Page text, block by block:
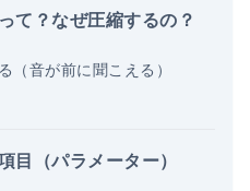
て？なぜ圧縮するの？
（音が前に聞こえる）
目（パラメーター）